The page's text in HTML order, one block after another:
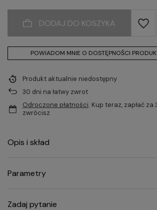
DODAJ DO KOSZYKA
POWIADOM MNIE O DOSTĘPNOŚCI
Produkt aktualnie niedostępny
30 dni na łatwy zwrot
Odroczone płatności. Kup teraz, zapłać za
zwrócisz
Opis i skład
Parametry
Zadaj pytanie